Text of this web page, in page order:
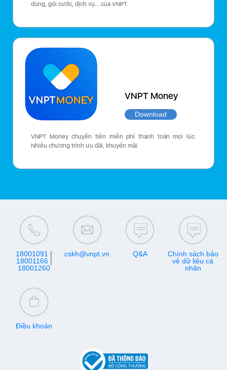
dùng, gói cước, dịch vụ… của VNPT.
VNPT Money
Download
VNPT Money chuyển tiền miễn phí thanh toán mọi lúc.
Nhiều chương trình ưu đãi, khuyến mãi.
18001091 |
18001166|
18001260
cskh@vnpt.vn Q&A
Chính sách bảo
vệ dữ liệu cá
nhân
Điều khoản